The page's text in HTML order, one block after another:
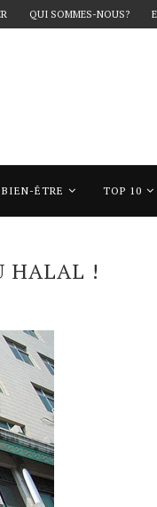
QUI SOMMES-NOUS?
BIEN-ÊTRE TOP 10
HALAL !